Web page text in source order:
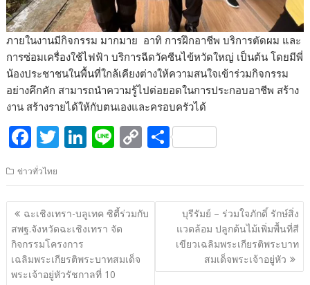
ภายในงานมีกิจกรรม มากมาย อาทิ การฝึกอาชีพ บริการตัดผม และ
การซ่อมเครื่องใช้ไฟฟ้า บริการฉีดวัคซีนไข้หวัดใหญ่ เป็นต้น โดยมีพี่
น้องประชาชนในพื้นที่ใกล้เคียงต่างให้ความสนใจเข้าร่วมกิจกรรม
อย่างคึกคัก สามารถนำความรู้ไปต่อยอดในการประกอบอาชีพ สร้าง
งาน สร้างรายได้ให้กับตนเองและครอบครัวได้
F
ac
e
b
o
o
k
T
itt
er
Li
k
e
dI
Li
e
C
p
y
Li
S
ar
e
ข่าวทั่วไทย
แนะแนว
เรื่อง
ฉะเชิงเทรา-บลูเทค ซิตี้ร่วมกับ
สพฐ.จังหวัดฉะเชิงเทรา จัด
กิจกรรมโครงการ
เฉลิมพระเกียรติพระบาทสมเด็จ
พระเจ้าอยู่หัวรัชกาลที่ 10
บุรีรัมย์ – ร่วมใจภักดิ์ รักษ์สิ่ง
แวดล้อม ปลูกต้นไม้เพิ่มพื้นที่สี
เขียวเฉลิมพระเกียรติพระบาท
สมเด็จพระเจ้าอยู่หัว